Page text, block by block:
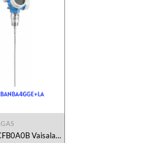
Vaisala